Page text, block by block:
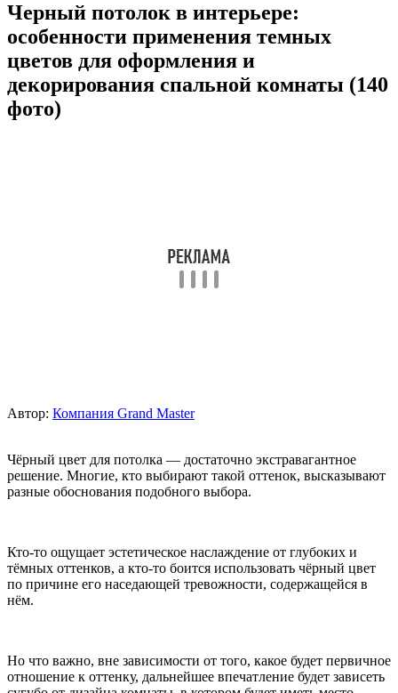
Черный потолок в интерьере:
особенности применения темных
цветов для оформления и
декорирования спальной комнаты (140
фото)
Автор: Компания Grand Master
Чёрный цвет для потолка — достаточно экстравагантное
решение. Многие, кто выбирают такой оттенок, высказывают
разные обоснования подобного выбора.
Кто-то ощущает эстетическое наслаждение от глубоких и
тёмных оттенков, а кто-то боится использовать чёрный цвет
по причине его наседающей тревожности, содержащейся в
нём.
Но что важно, вне зависимости от того, какое будет первичное
отношение к оттенку, дальнейшее впечатление будет зависеть